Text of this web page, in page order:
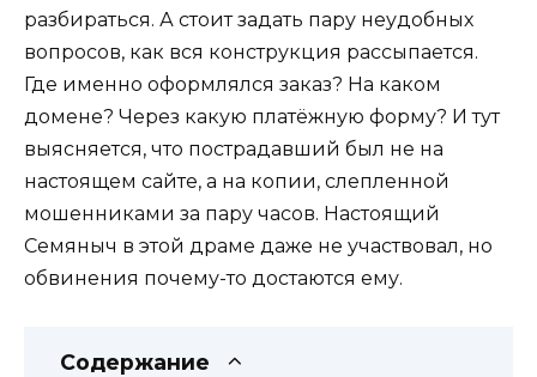
разбираться. А стоит задать пару неудобных
вопросов, как вся конструкция рассыпается.
Где именно оформлялся заказ? На каком
домене? Через какую платёжную форму? И тут
выясняется, что пострадавший был не на
настоящем сайте, а на копии, слепленной
мошенниками за пару часов. Настоящий
Семяныч в этой драме даже не участвовал, но
обвинения почему-то достаются ему.
Содержание